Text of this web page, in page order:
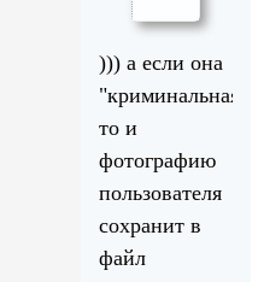
))) а если она
"криминальная"
то и
фотографию
пользователя
сохранит в
файл